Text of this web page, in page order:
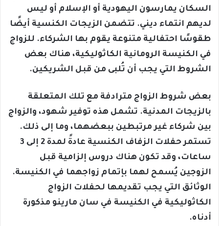
السكان يمارسون اليهودية أو الإسلام أو ليس
لديهم انتماء ديني. تتضمن الزيجات الكنسية أيضًا
طقوسًا احتفالية متنوعة يقوم بها الشركاء. للزواج
في الكنيسة الرومانية الكاثوليكية، هناك بعض
الشروط التي يجب أن تُلبى من قبل الشريكين.
بعض شروط الزواج مترادفة مع تلك المتعلقة
بالزيجات المدنية. تشمل هذه توفير شهود، والزواج
بين شركاء غير مرتبطين ببعضهما، وما إلى ذلك.
تستمر حفلات الزفاف الكنسية عادةً لمدة 2 إلى 3
ساعات، وقد تكون هناك دروس إلزامية قبل
الزوجين يُسمح لهما بإتمام زواجهما في الكنيسة.
الوثائق التي يجب تقديمها لحفلات الزواج
الكاثوليكية في الكنيسة في سان مارينو مذكورة
أدناه.